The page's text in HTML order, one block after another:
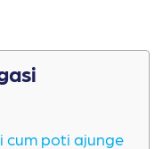
cum poti ajunge